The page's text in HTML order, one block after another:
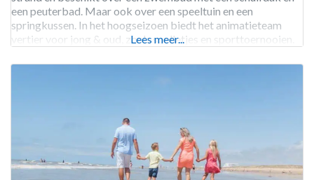
een peuterbad. Maar ook over een speeltuin en een
springkussen. In het hoogseizoen biedt het animatieteam
vertier voor jong & oud, zoals spelletjes en sporttoernooien.
Lees meer...